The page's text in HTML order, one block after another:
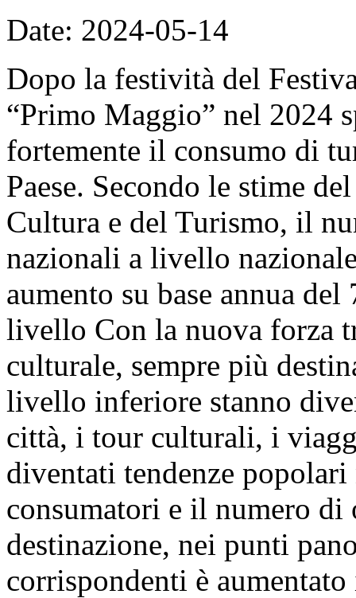
Date: 2024-05-14
Dopo la festività del
“Primo Maggio” nel 2024
fortemente il consumo di
Paese. Secondo le stime
Cultura e del Turismo, il
nazionali a livello
aumento su base annua
livello Con la nuova forza
culturale, sempre più
livello inferiore stanno
città, i tour culturali, i
diventati tendenze
consumatori e il numero
destinazione, nei punti
corrispondenti è